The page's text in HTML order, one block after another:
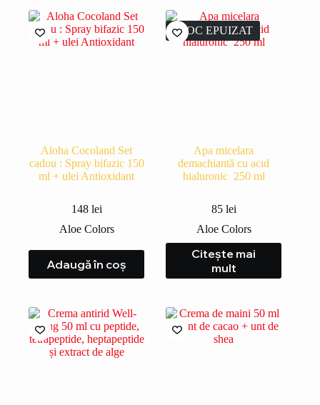
Aloha Cocoland Set
cadou : Spray bifazic 150
ml + ulei Antioxidant
148 lei
Aloe Colors
Adaugă în coș
STOC EPUIZAT
Apa micelara
demachiantă cu acid
hialuronic 250 ml
85 lei
Aloe Colors
Citește mai
mult